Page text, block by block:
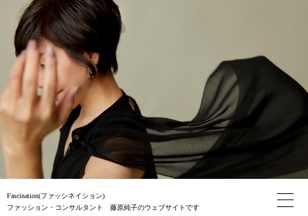
Fascination(ファッシネイション)
ファッション・コンサルタント 藤原純子のウェブサイトです